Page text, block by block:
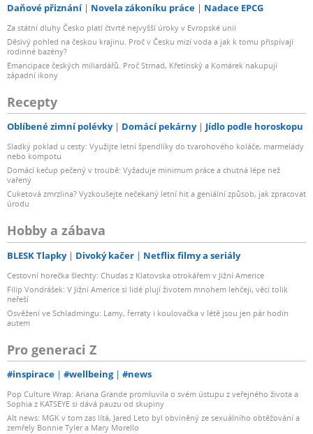
Daňové přiznání Novela zákoníku práce Nadace EPCG
Za státní dluhy Česko platí čtvrté nejvyšší úroky v Evropské unii
Děsivý pohled na českou krajinu. Proč v Česku mizí voda a jak k tomu přispívají
rodinné bazény?
Emancipace českých miliardářů. Proč Strnad, Křetínský a Komárek nakupují
západní ikony
Recepty
Oblíbené zimní polévky Domácí pekárny Jídlo podle horoskopu
Sladký poklad u cesty: Využijte letní špendlíky do tvarohového koláče, marmelády
nebo kompotu
Domácí kečup pečený v troubě: Vyžaduje minimum práce a chutná lépe než
vařený
Cuketová zmrzlina? Vyzkoušejte nečekaný letní hit a geniální způsob, jak zpracovat
úrodu
Hobby a zábava
BLESK Tlapky Divoký kačer Netflix filmy a seriály
Cestovní horečka šlechty: Chuďas z Klatovska otrokářem v Jižní Americe
Filip Vondrášek: V Jižní Americe si lidé plují životem mnohem lehčeji, věci tolik
neřeší
Osvěžení ve Schladmingu: Lamy, ferraty i koulovačka v létě jsou jen pár hodin
autem
Pro generaci Z
#inspirace #wellbeing #news
Pop Culture Wrap: Ariana Grande promluvila o svém ústupu z veřejného života a
Sophia z KATSEYE si dává pauzu od skupiny
Alt news: MGK v tom zas lítá, Jared Leto byl obviněný ze sexuálního obtěžování a
zemřely Bonnie Tyler a Mary Morello